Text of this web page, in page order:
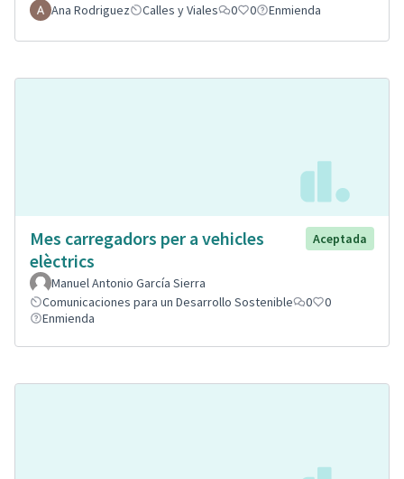
Ana Rodriguez Calles y Viales 0 0 Enmienda
Mes carregadors per a vehicles
elèctrics
Aceptada
Manuel Antonio García Sierra
Comunicaciones para un Desarrollo Sostenible
0
0
Enmienda